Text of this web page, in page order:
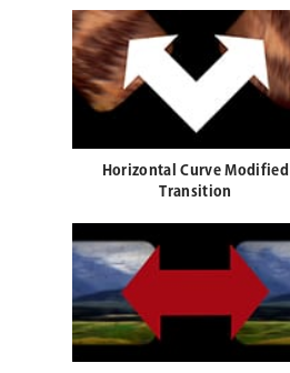
Horizontal Curve Modified
Transition